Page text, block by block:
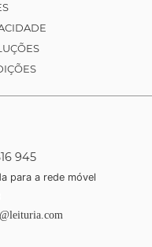
945
para a rede móvel